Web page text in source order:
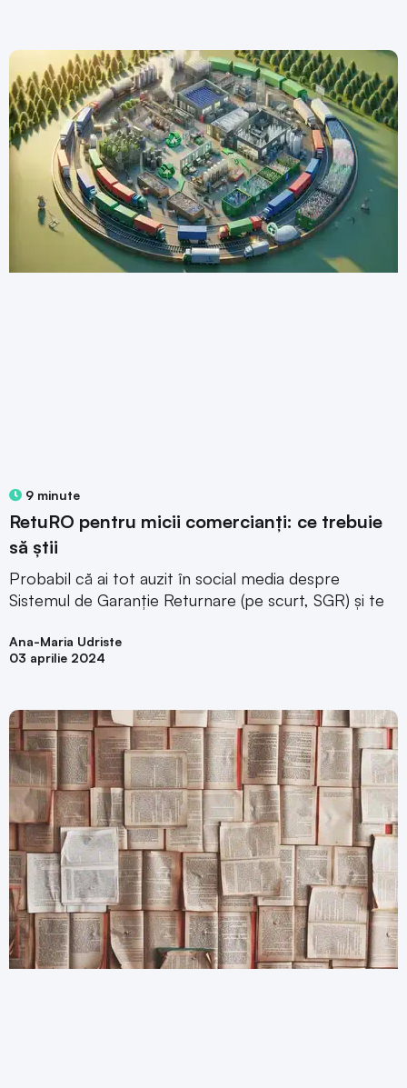
9 minute
RetuRO pentru micii comercianți: ce trebuie
să știi
Probabil că ai tot auzit în social media despre
Sistemul de Garanție Returnare (pe scurt, SGR) și te
Ana-Maria Udriste
03 aprilie 2024